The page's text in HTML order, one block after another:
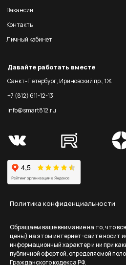
Вакансии
Контакты
Личный кабинет
Давайте работать вместе
Санкт-Петербург, Ириновский пр., 1Ж
+7 (812) 611-12-13
info@smart812.ru
Политика конфиденциальности
Обращаем ваше внимание на то, что
цены) на этом интернет-сайте носит
информационный характер и ни при
публичной офертой, определяемой
Гражданского кодекса РФ.